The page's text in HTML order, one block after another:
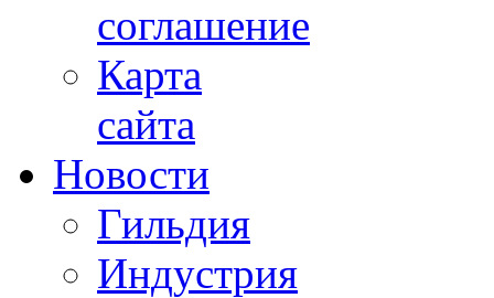
соглашение
Карта
сайта
Новости
Гильдия
Индустрия